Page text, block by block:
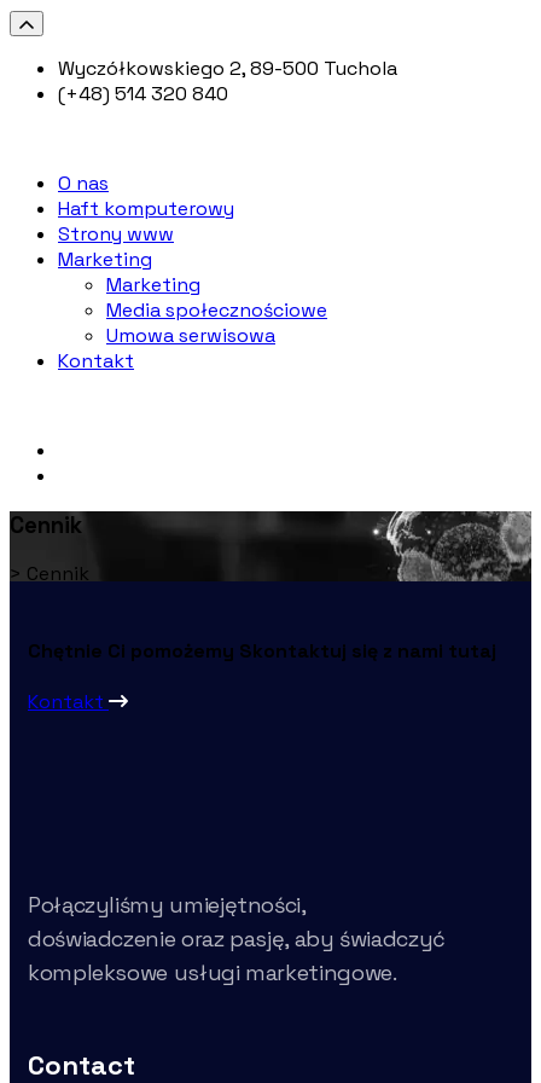
Wyczółkowskiego 2, 89-500 Tuchola
(+48) 514 320 840
O nas
Haft komputerowy
Strony www
Marketing
Marketing
Media społecznościowe
Umowa serwisowa
Kontakt
Cennik
> Cennik
Chętnie Ci pomożemy Skontaktuj się z nami tutaj
Kontakt
Połączyliśmy umiejętności,
doświadczenie oraz pasję, aby świadczyć
kompleksowe usługi marketingowe.
Contact